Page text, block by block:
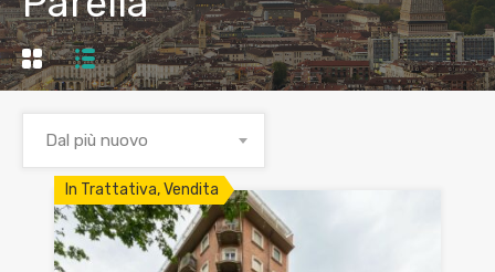
Dal più nuovo
In Trattativa, Vendita